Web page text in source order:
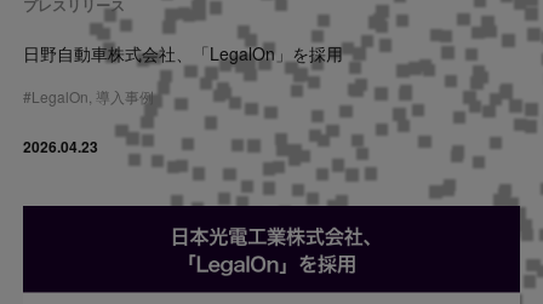
プレスリリース
日野自動車株式会社、「LegalOn」を採用
#LegalOn 導入事例
2026.04.23